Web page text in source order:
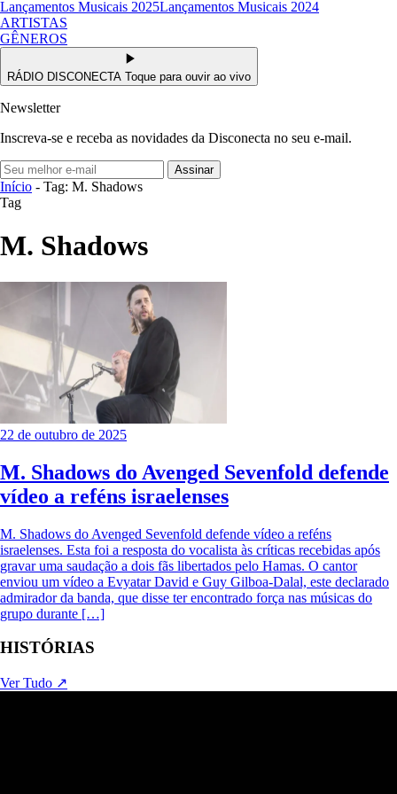
Lançamentos Musicais 2025Lançamentos Musicais 2024
ARTISTAS
GÊNEROS
RÁDIO DISCONECTA Toque para ouvir ao vivo
Newsletter
Inscreva-se e receba as novidades da Disconecta no seu e-mail.
Assinar
Início - Tag: M. Shadows
Tag
M. Shadows
22 de outubro de 2025
M. Shadows do Avenged Sevenfold defende
vídeo a reféns israelenses
M. Shadows do Avenged Sevenfold defende vídeo a reféns
israelenses. Esta foi a resposta do vocalista às críticas recebidas após
gravar uma saudação a dois fãs libertados pelo Hamas. O cantor
enviou um vídeo a Evyatar David e Guy Gilboa-Dalal, este declarado
admirador da banda, que disse ter encontrado força nas músicas do
grupo durante […]
HISTÓRIAS
Ver Tudo ↗